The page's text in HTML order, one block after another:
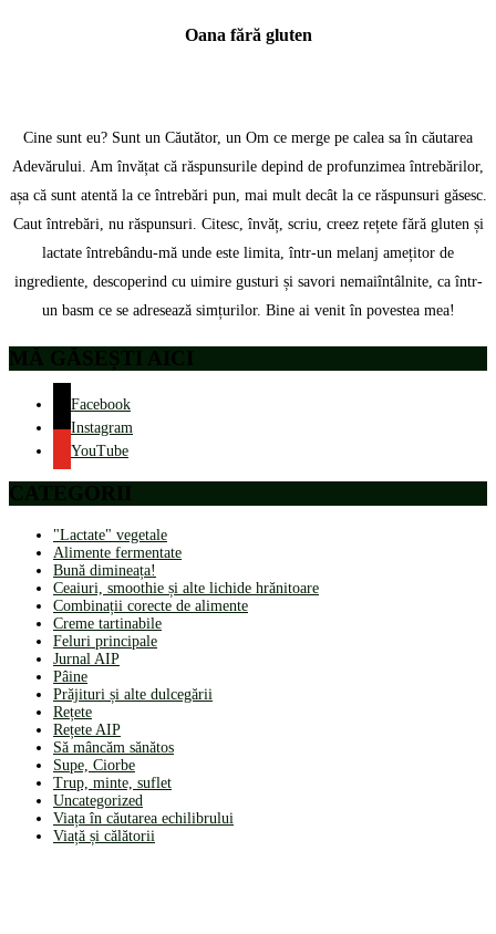
Oana fără gluten
Cine sunt eu? Sunt un Căutător, un Om ce merge pe calea sa în căutarea
Adevărului. Am învățat că răspunsurile depind de profunzimea întrebărilor,
așa că sunt atentă la ce întrebări pun, mai mult decât la ce răspunsuri găsesc.
Caut întrebări, nu răspunsuri. Citesc, învăț, scriu, creez rețete fără gluten și
lactate întrebându-mă unde este limita, într-un melanj amețitor de
ingrediente, descoperind cu uimire gusturi și savori nemaiîntâlnite, ca într-
un basm ce se adresează simțurilor. Bine ai venit în povestea mea!
MĂ GĂSEȘTI AICI
Facebook
Instagram
YouTube
CATEGORII
"Lactate" vegetale
Alimente fermentate
Bună dimineața!
Ceaiuri, smoothie și alte lichide hrănitoare
Combinații corecte de alimente
Creme tartinabile
Feluri principale
Jurnal AIP
Pâine
Prăjituri și alte dulcegării
Rețete
Rețete AIP
Să mâncăm sănătos
Supe, Ciorbe
Trup, minte, suflet
Uncategorized
Viața în căutarea echilibrului
Viață și călătorii